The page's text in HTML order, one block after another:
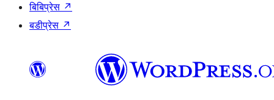
बिबिप्रेस ↗
बडीप्रेस ↗